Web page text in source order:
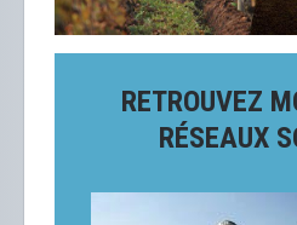
RETROUVEZ
RÉSEAUX